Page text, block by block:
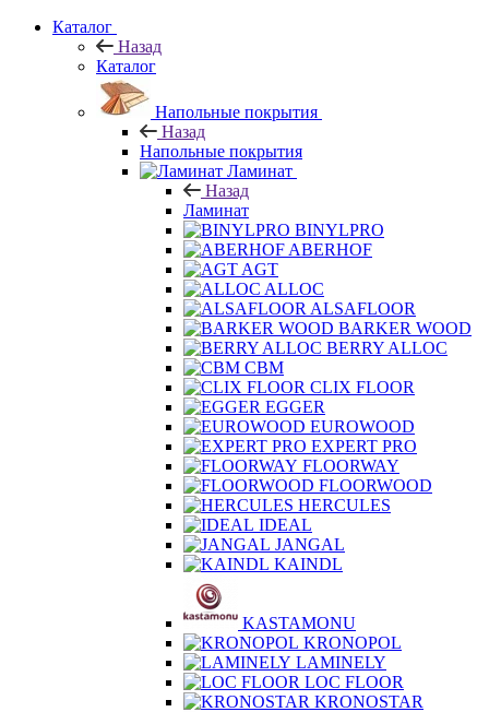
Каталог
Назад
Каталог
Напольные покрытия
Назад
Напольные покрытия
Ламинат
Назад
Ламинат
BINYLPRO
ABERHOF
AGT
ALLOC
ALSAFLOOR
BARKER WOOD
BERRY ALLOC
CBM
CLIX FLOOR
EGGER
EUROWOOD
EXPERT PRO
FLOORWAY
FLOORWOOD
HERCULES
IDEAL
JANGAL
KAINDL
KASTAMONU
KRONOPOL
LAMINELY
LOC FLOOR
KRONOSTAR